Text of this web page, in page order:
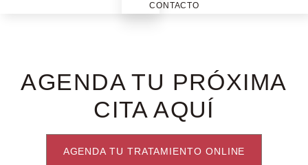
CONTACTO
AGENDA TU PRÓXIMA
CITA AQUÍ
AGENDA TU TRATAMIENTO ONLINE